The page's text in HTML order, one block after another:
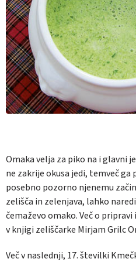
Omaka velja za piko na i glavni
ne zakrije okusa jedi, temveč
posebno pozorno njenemu
zelišča in zelenjava, lahko
čemaževo omako. Več o
v knjigi zeliščarke Mirjam Grilc
Več v naslednji, 17. številki